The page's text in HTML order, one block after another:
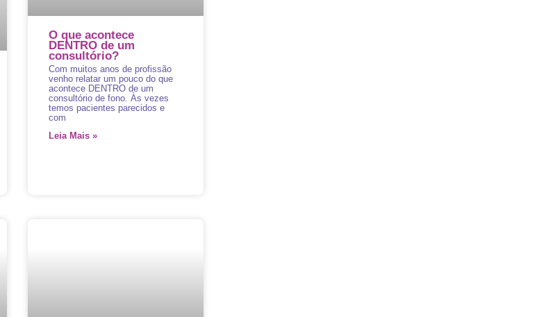
O que acontece
DENTRO de um
consultório?
Com muitos anos de profissão
venho relatar um pouco do que
acontece DENTRO de um
consultório de fono. Às vezes
temos pacientes parecidos e
com
Leia Mais »